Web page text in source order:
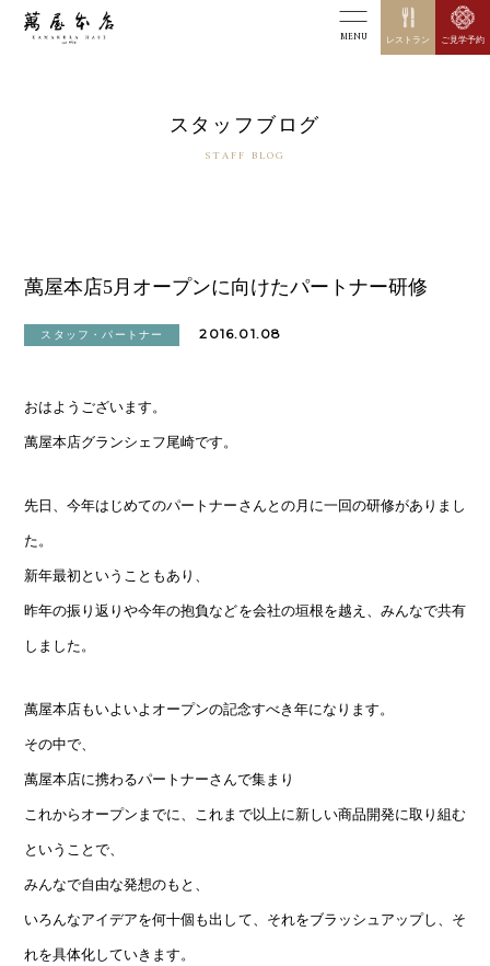
MENU ご見学予約
レストラン
スタッフブログ
STAFF BLOG
萬屋本店5月オープンに向けたパートナー研修
スタッフ・パートナー 2016.01.08
おはようございます。
萬屋本店グランシェフ尾崎です。
先日、今年はじめてのパートナーさんとの月に一回の研修がありまし
た。
新年最初ということもあり、
昨年の振り返りや今年の抱負などを会社の垣根を越え、みんなで共有
しました。
萬屋本店もいよいよオープンの記念すべき年になります。
その中で、
萬屋本店に携わるパートナーさんで集まり
これからオープンまでに、これまで以上に新しい商品開発に取り組む
ということで、
みんなで自由な発想のもと、
いろんなアイデアを何十個も出して、それをブラッシュアップし、そ
れを具体化していきます。